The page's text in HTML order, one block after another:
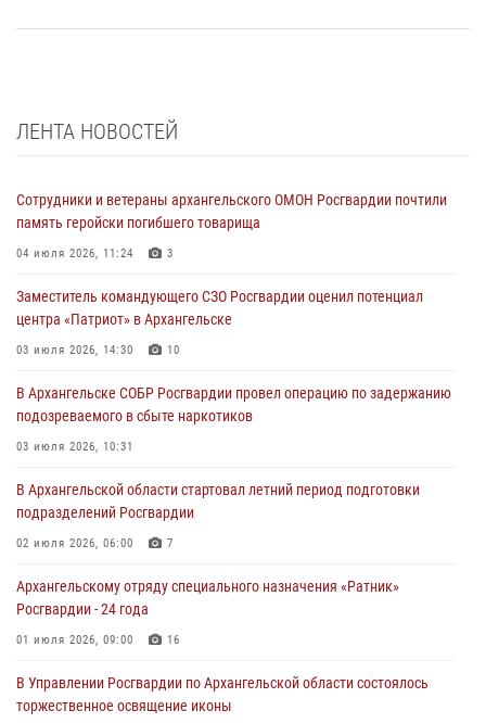
ЛЕНТА НОВОСТЕЙ
Сотрудники и ветераны архангельского ОМОН Росгвардии почтили
память геройски погибшего товарища
04 июля 2026, 11:24 3
Заместитель командующего СЗО Росгвардии оценил потенциал
центра «Патриот» в Архангельске
03 июля 2026, 14:30 10
В Архангельске СОБР Росгвардии провел операцию по задержанию
подозреваемого в сбыте наркотиков
03 июля 2026, 10:31
В Архангельской области стартовал летний период подготовки
подразделений Росгвардии
02 июля 2026, 06:00 7
Архангельскому отряду специального назначения «Ратник»
Росгвардии - 24 года
01 июля 2026, 09:00 16
В Управлении Росгвардии по Архангельской области состоялось
торжественное освящение иконы